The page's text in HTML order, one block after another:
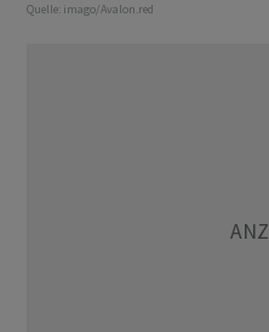
Quelle: imago/Avalon.red